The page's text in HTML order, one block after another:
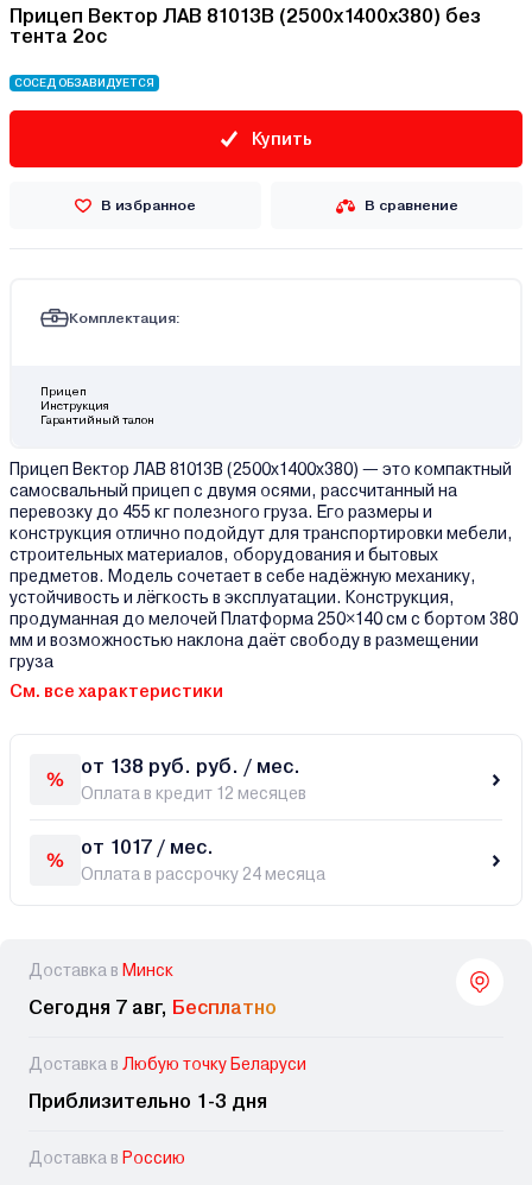
Прицеп Вектор ЛАВ 81013В (2500х1400х380) без
тента 2ос
СОСЕД ОБЗАВИДУЕТСЯ
Купить
В избранное В сравнение
Комплектация:
Прицеп
Инструкция
Гарантийный талон
Прицеп Вектор ЛАВ 81013В (2500х1400х380) — это компактный
самосвальный прицеп с двумя осями, рассчитанный на
перевозку до 455 кг полезного груза. Его размеры и
конструкция отлично подойдут для транспортировки мебели,
строительных материалов, оборудования и бытовых
предметов. Модель сочетает в себе надёжную механику,
устойчивость и лёгкость в эксплуатации. Конструкция,
продуманная до мелочей Платформа 250×140 см с бортом 380
мм и возможностью наклона даёт свободу в размещении
груза
См. все характеристики
от 138 руб. руб. / мес.
Оплата в кредит 12 месяцев
от 1017 / мес.
Оплата в рассрочку 24 месяца
Доставка в Минск
Сегодня 7 авг, Бесплатно
Доставка в Любую точку Беларуси
Приблизительно 1-3 дня
Доставка в Россию